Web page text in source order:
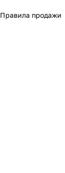
Правила продажи